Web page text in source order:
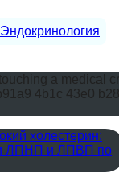
Эндокринология